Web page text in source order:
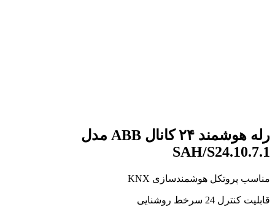
رله هوشمند ۲۴ کانال ABB مدل
SAH/S24.10.7.1
مناسب پروتکل هوشمندسازی KNX
قابلیت کنترل 24 سرخط روشنایی